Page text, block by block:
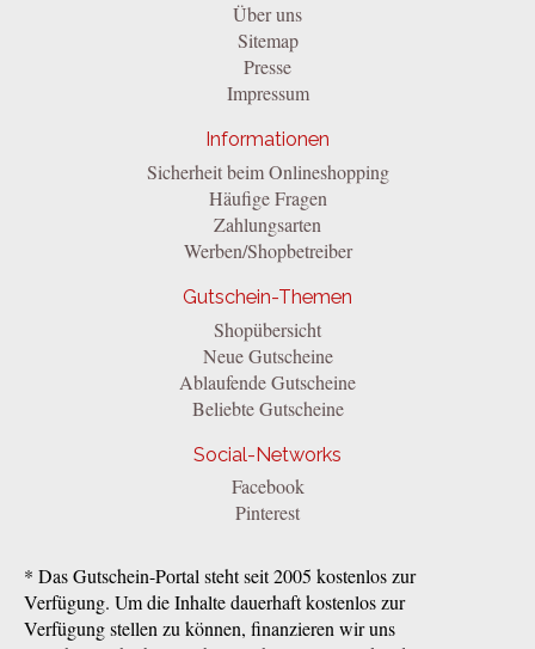
Über uns
Sitemap
Presse
Impressum
Informationen
Sicherheit beim Onlineshopping
Häufige Fragen
Zahlungsarten
Werben/Shopbetreiber
Gutschein-Themen
Shopübersicht
Neue Gutscheine
Ablaufende Gutscheine
Beliebte Gutscheine
Social-Networks
Facebook
Pinterest
* Das Gutschein-Portal steht seit 2005 kostenlos zur
Verfügung. Um die Inhalte dauerhaft kostenlos zur
Verfügung stellen zu können, finanzieren wir uns